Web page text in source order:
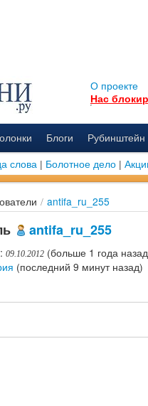
О проекте
Нас
Блоги Рубинштейн
слова | Болотное дело |
/ antifa_ru_255
antifa_ru_255
09.10.2012 (больше 1 года
(последний 9 минут назад)